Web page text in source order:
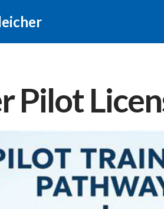
Pilot